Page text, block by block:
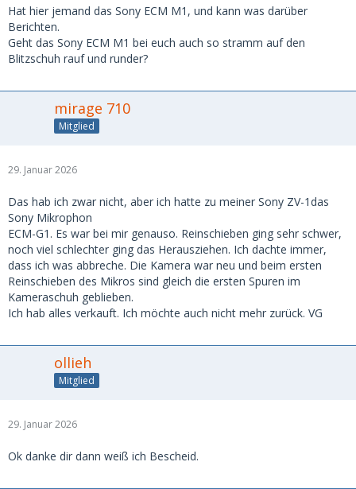
Hat hier jemand das Sony ECM M1, und kann was darüber
Berichten.
Geht das Sony ECM M1 bei euch auch so stramm auf den
Blitzschuh rauf und runder?
mirage 710
Mitglied
29. Januar 2026
Das hab ich zwar nicht, aber ich hatte zu meiner Sony ZV-1das
Sony Mikrophon
ECM-G1. Es war bei mir genauso. Reinschieben ging sehr schwer,
noch viel schlechter ging das Herausziehen. Ich dachte immer,
dass ich was abbreche. Die Kamera war neu und beim ersten
Reinschieben des Mikros sind gleich die ersten Spuren im
Kameraschuh geblieben.
Ich hab alles verkauft. Ich möchte auch nicht mehr zurück. VG
ollieh
Mitglied
29. Januar 2026
Ok danke dir dann weiß ich Bescheid.